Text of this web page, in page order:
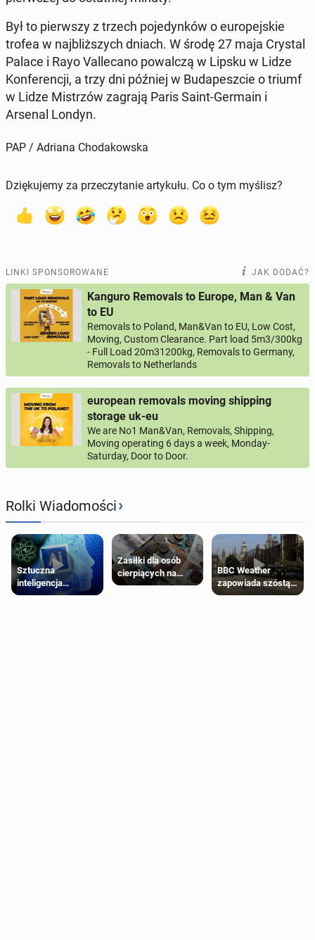
Był to pierw­szy z trzech po­je­dyn­ków o eu­ro­pej­skie
trofea w naj­bliż­szych dniach. W środę 27 maja Crystal
Palace i Rayo Val­le­ca­no po­wal­czą w Lipsku w Lidze
Kon­fe­ren­cji, a trzy dni później w Bu­da­pesz­cie o triumf
w Lidze Mi­strzów zagrają Paris Saint-Germain i
Arsenal Londyn.
PAP / Adriana Chodakowska
Dziękujemy za przeczytanie artykułu. Co o tym myślisz?
LINKI SPONSOROWANE JAK DODAĆ?
Kanguro Removals to Europe, Man & Van
to EU
Removals to Poland, Man&Van to EU, Low Cost,
Moving, Custom Clearance. Part load 5m3/300kg
- Full Load 20m31200kg, Removals to Germany,
Removals to Netherlands
european removals moving shipping
storage uk-eu
We are No1 Man&Van, Removals, Shipping,
Moving operating 6 days a week, Monday-
Saturday, Door to Door.
Rolki Wiadomości›
Sztuczna
inteligencja
próbowała oszukać
Zasiłki dla osób
cierpiących na
schorzenia
BBC Weather
zapowiada szóstą
falę upałów w